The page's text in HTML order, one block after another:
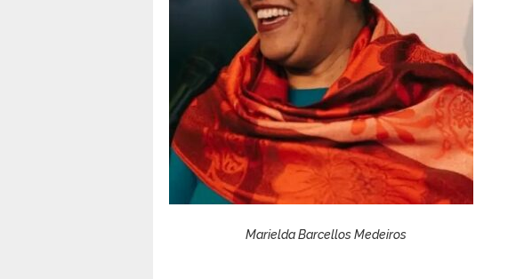
Marielda Barcellos Medeiros